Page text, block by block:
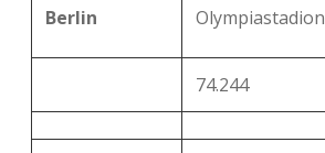
Berlin Olympiastadion
74.244